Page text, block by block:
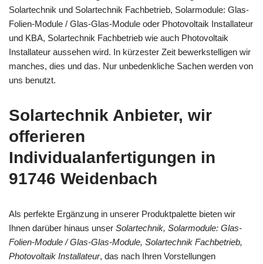
Solartechnik und Solartechnik Fachbetrieb, Solarmodule: Glas-
Folien-Module / Glas-Glas-Module oder Photovoltaik Installateur
und KBA, Solartechnik Fachbetrieb wie auch Photovoltaik
Installateur aussehen wird. In kürzester Zeit bewerkstelligen wir
manches, dies und das. Nur unbedenkliche Sachen werden von
uns benutzt.
Solartechnik Anbieter, wir
offerieren
Individualanfertigungen in
91746 Weidenbach
Als perfekte Ergänzung in unserer Produktpalette bieten wir
Ihnen darüber hinaus unser Solartechnik, Solarmodule: Glas-
Folien-Module / Glas-Glas-Module, Solartechnik Fachbetrieb,
Photovoltaik Installateur, das nach Ihren Vorstellungen